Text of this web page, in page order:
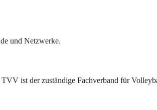
und Netzwerke.
ist der zuständige Fachverband für